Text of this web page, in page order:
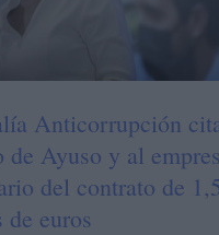
Anticorrupción
de Ayuso y al
del contrato de 1,5
euros